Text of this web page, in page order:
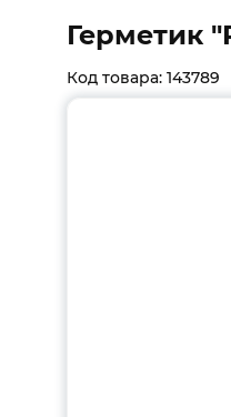
Герметик
Код товара: 143789